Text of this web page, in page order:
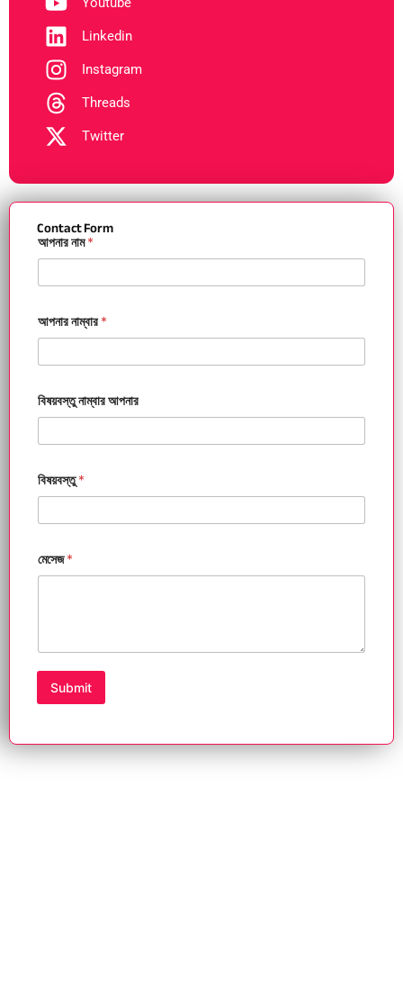
Linkedin
Instagram
Threads
Twitter
Contact Form
আপনার নাম*
আপনার নাম্বার *
বিষয়বস্তু নাম্বার আপনার
বিষয়বস্তু*
মেসেজ*
Submit